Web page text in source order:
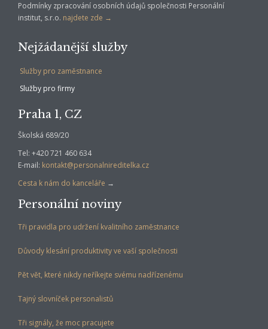
Podmínky zpracování osobních údajů společnosti Personální
institut, s.r.o. najdete zde →
Nejžádanější služby
Služby pro zaměstnance
Služby pro firmy
Praha 1, CZ
Školská 689/20
Tel: +420 721 460 634
E-mail: kontakt@personalnireditelka.cz
Cesta k nám do kanceláře →
Personální noviny
Tři pravidla pro udržení kvalitního zaměstnance
Důvody klesání produktivity ve vaší společnosti
Pět vět, které nikdy neříkejte svému nadřízenému
Tajný slovníček personalistů
Tři signály, že moc pracujete